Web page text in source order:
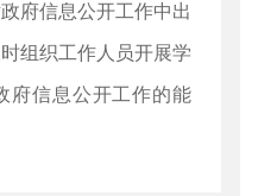
府信息公开工作中出
组织工作人员开展学
府信息公开工作的能